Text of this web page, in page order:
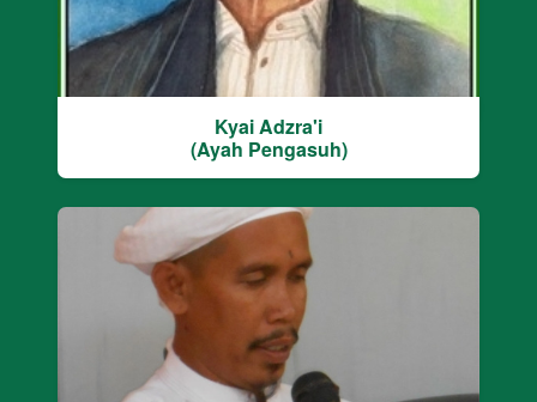
Kyai Adzra'i
(Ayah Pengasuh)